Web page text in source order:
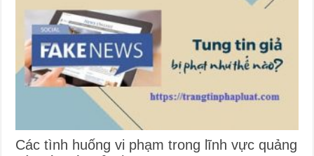
Các tình huống vi phạm trong lĩnh vực quảng